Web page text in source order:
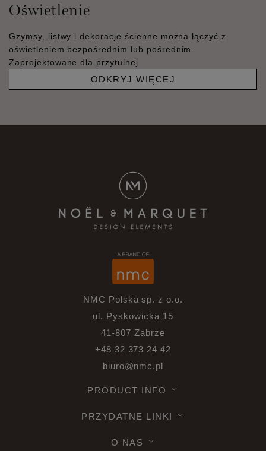
Oświetlenie
Gzymsy, listwy i dekoracje ścienne można łączyć z
oświetleniem bezpośrednim lub pośrednim.
Zaprojektowane dla przytulnej
ODKRYJ WIĘCEJ
NMC Polska sp. z o.o.
ul. Pyskowicka 15
41-807 Zabrze
+48 32 373 24 42
biuro@nmc.pl
PRODUCT INFO
PRZYDATNE LINKI
O NAS